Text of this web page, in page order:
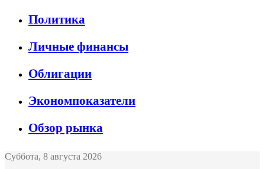
Политика
Личные финансы
Облигации
Экономпоказатели
Обзор рынка
Суббота, 8 августа 2026